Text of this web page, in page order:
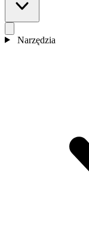
Narzędzia